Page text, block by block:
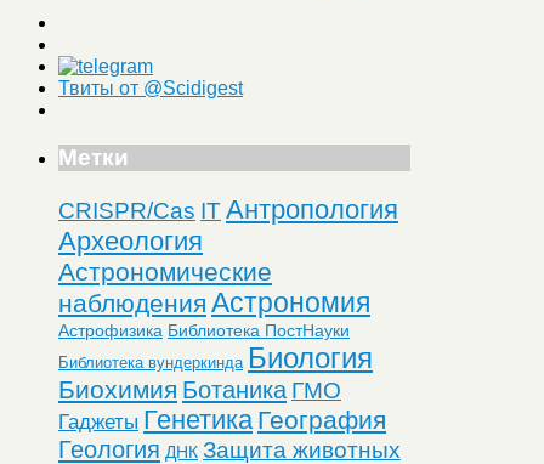
Твиты от @Scidigest
Метки
CRISPR/Cas ITАнтропология
Археология
Астрономические
наблюдения Астрономия
Астрофизика Библиотека ПостНауки
Библиотека вундеркинда Биология
Биохимия Ботаника ГМО
Гаджеты Генетика География
Геология ДНК Защита животных